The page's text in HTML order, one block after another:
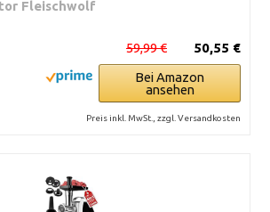
Fleischwolf
50,55 €
59,99 €
Bei Amazon
ansehen
Preis inkl. MwSt., zzgl. Versandkosten